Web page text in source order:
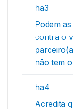
ha3
Podem
contra o
não tem
ha4
Acredita